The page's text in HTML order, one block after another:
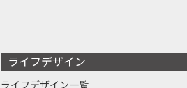
ライフデザイン
ライフデザイン一覧